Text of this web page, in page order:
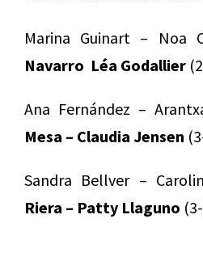
Marina Guinart – Noa
Navarro Léa Godallier
Ana Fernández –
Mesa – Claudia Jensen
Sandra Bellver –
Riera – Patty Llaguno